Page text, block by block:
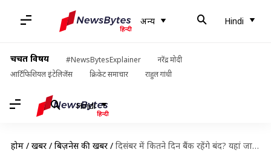
अन्य Hindi
चर्चित विषय #NewsBytesExplainer
नरेंद्र मोदी
आर्टिफिशियल इंटेलिजेंस
क्रिकेट समाचार राहुल गांधी
Hindi
होम / खबरें / बिज़नेस की खबरें / दिसंबर में कितने दिन बैंक रहेंगे बंद? यहां जानिए पूरी जानकारी